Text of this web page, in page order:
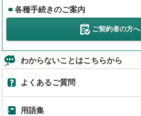
各種手続きのご案内
ご契約者の方へ
わからないことはこちらから
よくあるご質問
用語集